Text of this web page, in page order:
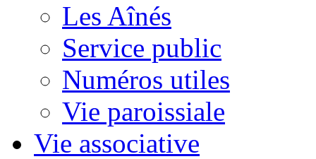
Les Aînés
Service public
Numéros utiles
Vie paroissiale
Vie associative